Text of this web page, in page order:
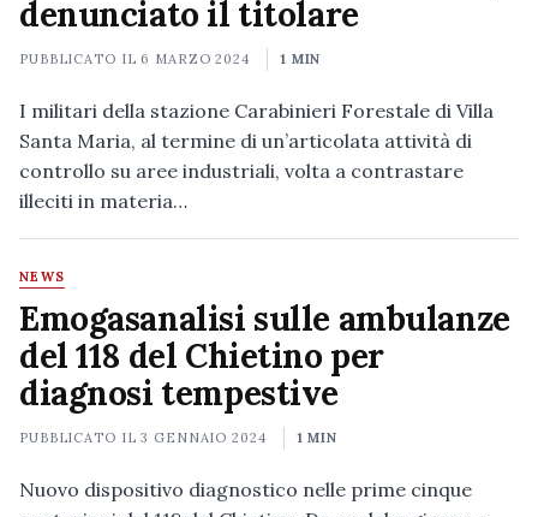
denunciato il titolare
PUBBLICATO IL 6 MARZO 2024 1 MIN
I militari della stazione Carabinieri Forestale di Villa
Santa Maria, al termine di un’articolata attività di
controllo su aree industriali, volta a contrastare
illeciti in materia…
NEWS
Emogasanalisi sulle ambulanze
del 118 del Chietino per
diagnosi tempestive
PUBBLICATO IL3 GENNAIO 2024 1 MIN
Nuovo dispositivo diagnostico nelle prime cinque